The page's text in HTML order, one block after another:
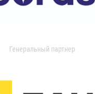
Генеральный партнер